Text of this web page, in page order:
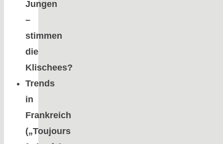
Jungen
–
stimmen
die
Klischees?
Trends
in
Frankreich
(„Toujours